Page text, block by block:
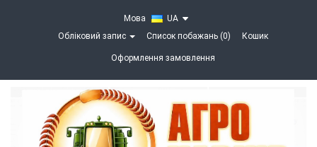
Мова
UA
Обліковий запис
Список побажань (0) Кошик
Оформлення замовлення